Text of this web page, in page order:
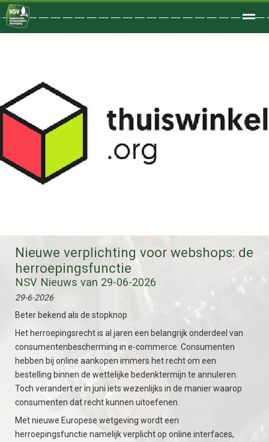
Home
Nieuwe verplichting voor webshops: de
herroepingsfunctie
NSV Nieuws van 29-06-2026
29-6-2026
Beter bekend als de stopknop
Het herroepingsrecht is al jaren een belangrijk onderdeel van
consumentenbescherming in e-commerce. Consumenten
hebben bij online aankopen immers het recht om een
bestelling binnen de wettelijke bedenktermijn te annuleren.
Toch verandert er in juni iets wezenlijks in de manier waarop
consumenten dat recht kunnen uitoefenen.
Met nieuwe Europese wetgeving wordt een
herroepingsfunctie namelijk verplicht op online interfaces,